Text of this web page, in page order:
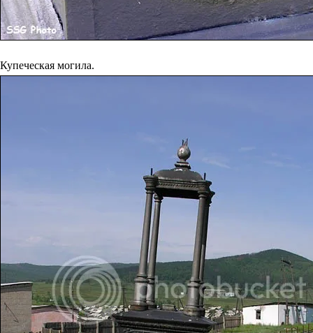
Купеческая могила.